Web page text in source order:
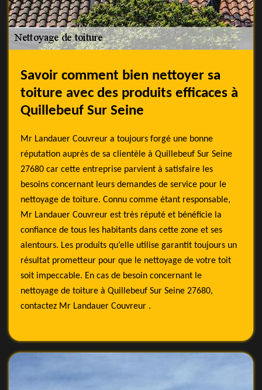
Savoir comment bien nettoyer sa
toiture avec des produits efficaces à
Quillebeuf Sur Seine
Mr Landauer Couvreur a toujours forgé une bonne
réputation auprès de sa clientèle à Quillebeuf Sur Seine
27680 car cette entreprise parvient à satisfaire les
besoins concernant leurs demandes de service pour le
nettoyage de toiture. Connu comme étant responsable,
Mr Landauer Couvreur est très réputé et bénéficie la
confiance de tous les habitants dans cette zone et ses
alentours. Les produits qu’elle utilise garantit toujours un
résultat prometteur pour que le nettoyage de votre toit
soit impeccable. En cas de besoin concernant le
nettoyage de toiture à Quillebeuf Sur Seine 27680,
contactez Mr Landauer Couvreur .